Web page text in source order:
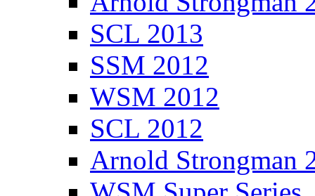
SCL 2013
SSM 2012
WSM 2012
SCL 2012
Arnold Strongman